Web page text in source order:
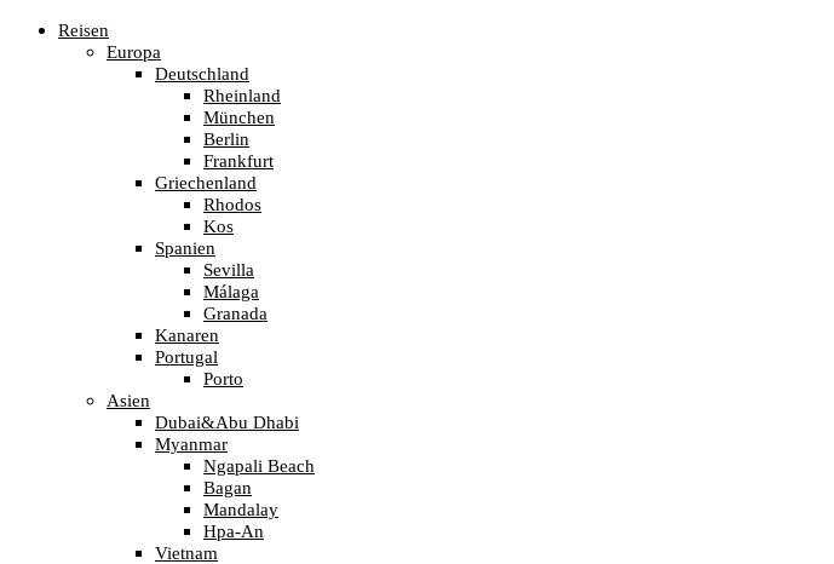
Reisen
Europa
Deutschland
Rheinland
München
Berlin
Frankfurt
Griechenland
Rhodos
Kos
Spanien
Sevilla
Málaga
Granada
Kanaren
Portugal
Porto
Asien
Dubai&Abu Dhabi
Myanmar
Ngapali Beach
Bagan
Mandalay
Hpa-An
Vietnam